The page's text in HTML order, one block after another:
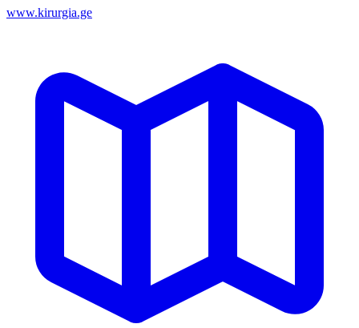
www.kirurgia.ge